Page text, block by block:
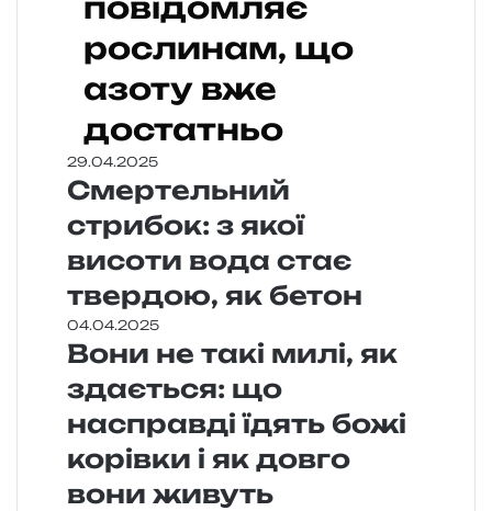
рослинам, що
азоту вже
достатньо
29.04.2025
Смертельний
стрибок: з якої
висоти вода стає
твердою, як бетон
04.04.2025
Вони не такі милі, як
здається: що
насправді їдять божі
корівки і як довго
вони живуть